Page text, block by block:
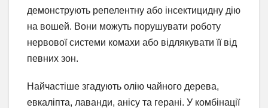
демонструють репелентну або інсектицидну дію
на вошей. Вони можуть порушувати роботу
нервової системи комахи або відлякувати її від
певних зон.
Найчастіше згадують олію чайного дерева,
евкаліпта, лаванди, анісу та герані. У комбінації